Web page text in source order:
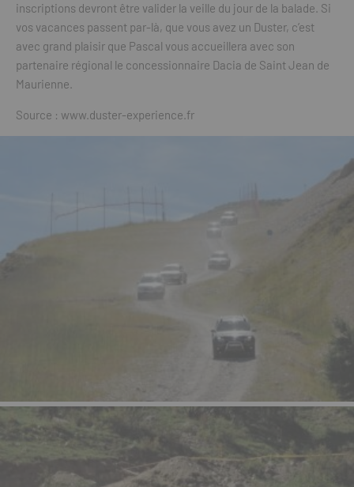
inscriptions devront être valider la veille du jour de la balade. Si
vos vacances passent par-là, que vous avez un Duster, c’est
avec grand plaisir que Pascal vous accueillera avec son
partenaire régional le concessionnaire Dacia de Saint Jean de
Maurienne.
Source : www.duster-experience.fr